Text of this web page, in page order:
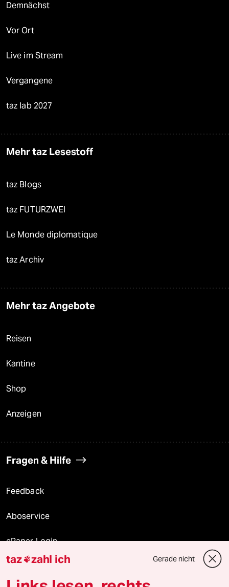
Demnächst
Vor Ort
Live im Stream
Vergangene
taz lab 2027
Mehr taz Lesestoff
taz Blogs
taz FUTURZWEI
Le Monde diplomatique
taz Archiv
Mehr taz Angebote
Reisen
Kantine
Shop
Anzeigen
Fragen & Hilfe
Feedback
Aboservice
ePaper Login
Downloads für Abonnierende
taz zahl ich Gerade nicht